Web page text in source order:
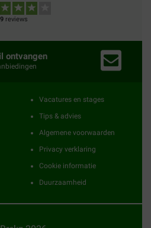
reviews
ontvangen
Vacatures en stages
Tips & advies
Algemene voorwaarden
Privacy verklaring
Cookie informatie
Duurzaamheid